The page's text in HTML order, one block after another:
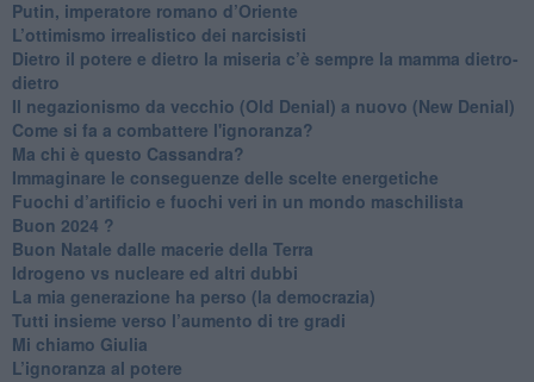
Putin, imperatore romano d’Oriente
​L’ottimismo irrealistico dei narcisisti
​Dietro il potere e dietro la miseria c’è sempre la mamma dietro-
dietro
Il negazionismo da vecchio (Old Denial) a nuovo (New Denial)
Come si fa a combattere l'ignoranza?
Ma chi è questo Cassandra?
Immaginare le conseguenze delle scelte energetiche
​Fuochi d’artificio e fuochi veri in un mondo maschilista
Buon 2024 ?
​Buon Natale dalle macerie della Terra
​Idrogeno vs nucleare ed altri dubbi
​La mia generazione ha perso (la democrazia)
​Tutti insieme verso l’aumento di tre gradi
Mi chiamo Giulia
L’ignoranza al potere